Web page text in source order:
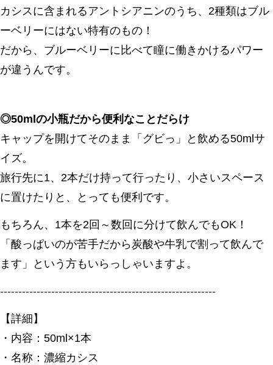
カシスに含まれるアントシアニンのうち、2種類はブル
ーベリーにはない特有のもの！
だから、ブルーベリーに比べて瞳に働きかけるパワー
が違うんです。
◎50mlの小瓶だから便利なことだらけ
キャップを開けてそのまま「グビっ」と飲める50mlサ
イズ。
旅行先に1、2本だけ持って行ったり、小さいスペース
に置けたりと、とっても便利です。
もちろん、1本を2回～数回に分けて飲んでもOK！
「酸っぱいのが苦手だから炭酸や牛乳で割って飲んで
ます」という方もいらっしゃいますよ。
-----------------------------------------------------------
【詳細】
・内容：50ml×1本
・名称：濃縮カシス